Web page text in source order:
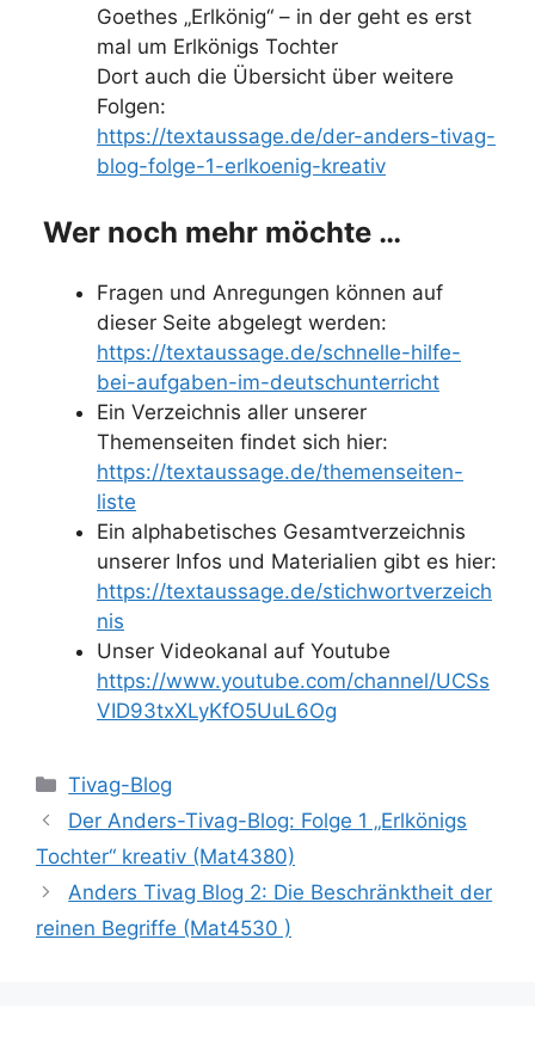
Goethes „Erlkönig“ – in der geht es erst
mal um Erlkönigs Tochter
Dort auch die Übersicht über weitere
Folgen:
https://textaussage.de/der-anders-tivag-
blog-folge-1-erlkoenig-kreativ
Wer noch mehr möchte …
Fragen und Anregungen können auf
dieser Seite abgelegt werden:
https://textaussage.de/schnelle-hilfe-
bei-aufgaben-im-deutschunterricht
Ein Verzeichnis aller unserer
Themenseiten findet sich hier:
https://textaussage.de/themenseiten-
liste
Ein alphabetisches Gesamtverzeichnis
unserer Infos und Materialien gibt es hier:
https://textaussage.de/stichwortverzeich
nis
Unser Videokanal auf Youtube
https://www.youtube.com/channel/UCSs
VID93txXLyKfO5UuL6Og
Kategorien
Tivag-Blog
Der Anders-Tivag-Blog: Folge 1 „Erlkönigs
Tochter“ kreativ (Mat4380)
Anders Tivag Blog 2: Die Beschränktheit der
reinen Begriffe (Mat4530 )